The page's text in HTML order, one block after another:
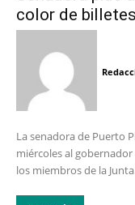
color de
La senadora de Puerto
miércoles al
los miembros de la